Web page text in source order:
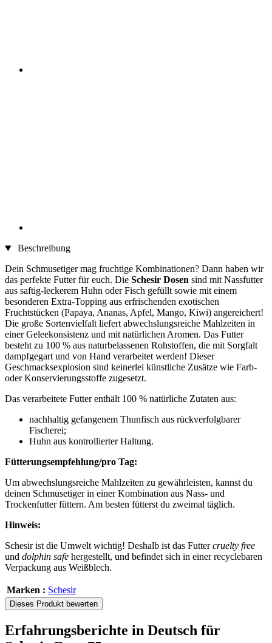
Beschreibung
Dein Schmusetiger mag fruchtige Kombinationen? Dann haben wir
das perfekte Futter für euch. Die Schesir Dosen sind mit Nassfutter
aus saftig-leckerem Huhn oder Fisch gefüllt sowie mit einem
besonderen Extra-Topping aus erfrischenden exotischen
Fruchtstücken (Papaya, Ananas, Apfel, Mango, Kiwi) angereichert!
Die große Sortenvielfalt liefert abwechslungsreiche Mahlzeiten in
einer Geleekonsistenz und mit natürlichen Aromen. Das Futter
besteht zu 100 % aus naturbelassenen Rohstoffen, die mit Sorgfalt
dampfgegart und von Hand verarbeitet werden! Dieser
Geschmacksexplosion sind keinerlei künstliche Zusätze wie Farb-
oder Konservierungsstoffe zugesetzt.
Das verarbeitete Futter enthält 100 % natürliche Zutaten aus:
nachhaltig gefangenem Thunfisch aus rückverfolgbarer
Fischerei;
Huhn aus kontrollierter Haltung.
Fütterungsempfehlung/pro Tag:
Um abwechslungsreiche Mahlzeiten zu gewährleisten, kannst du
deinen Schmusetiger in einer Kombination aus Nass- und
Trockenfutter füttern. Am besten fütterst du zweimal täglich.
Hinweis:
Schesir ist die Umwelt wichtig! Deshalb ist das Futtercruelty free
und dolphin safe hergestellt, und befindet sich in einer recyclebaren
Verpackung aus Weißblech.
Marken : Schesir
Dieses Produkt bewerten
Erfahrungsberichte in Deutsch für